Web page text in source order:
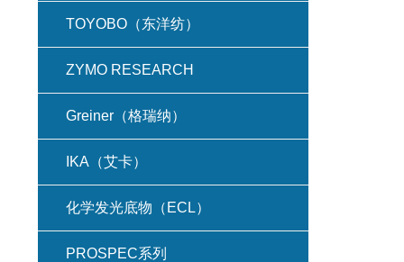
TOYOBO（东洋纺）
ZYMO RESEARCH
Greiner（格瑞纳）
IKA（艾卡）
化学发光底物（ECL）
PROSPEC系列